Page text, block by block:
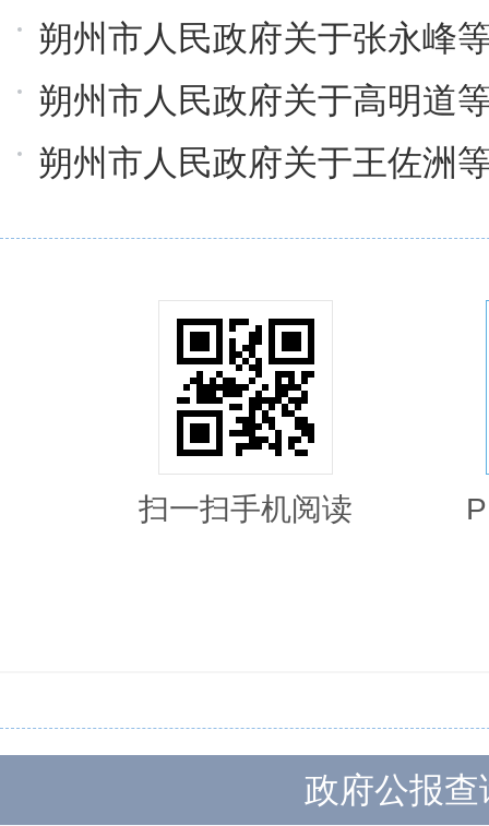
朔州市人民政府关于张永峰
朔州市人民政府关于高明道
朔州市人民政府关于王佐洲
扫一扫手机阅读
政府公报查